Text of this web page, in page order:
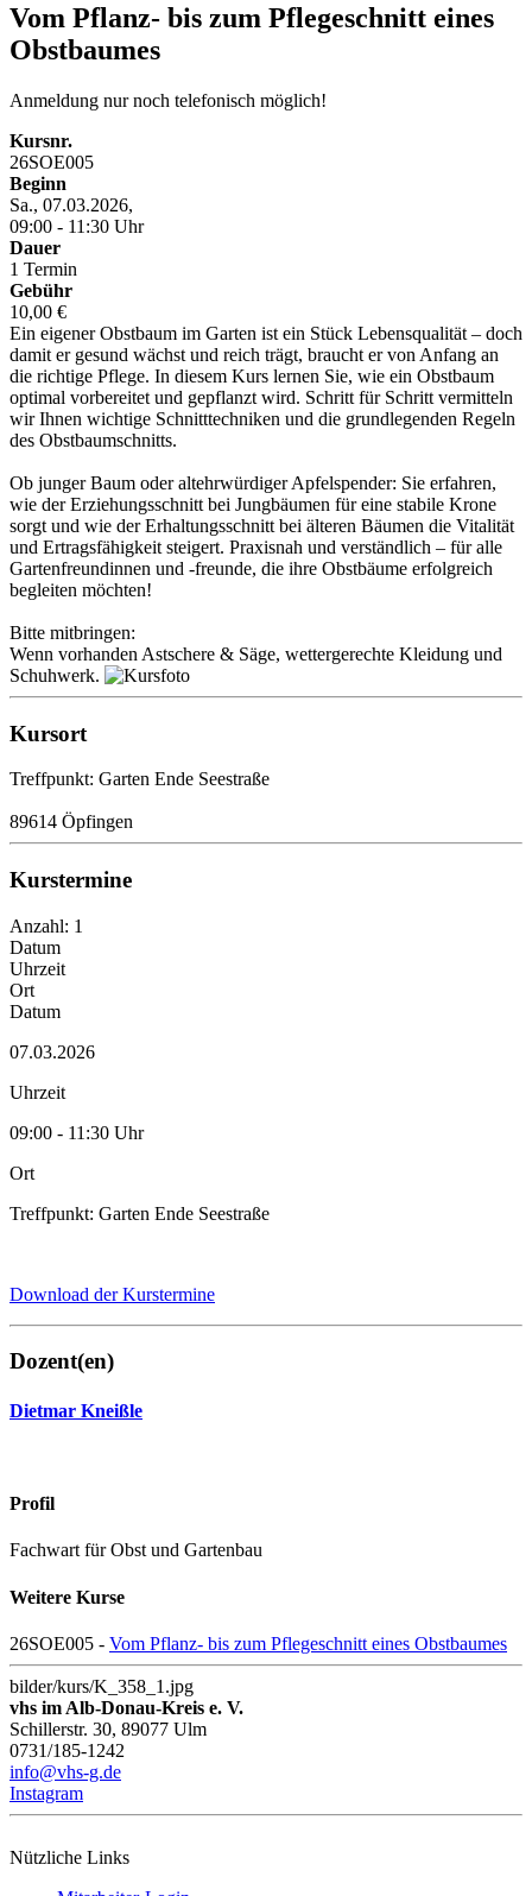
Vom Pflanz- bis zum Pflegeschnitt eines
Obstbaumes
Anmeldung nur noch telefonisch möglich!
Kursnr.
26SOE005
Beginn
Sa., 07.03.2026,
09:00 - 11:30 Uhr
Dauer
1 Termin
Gebühr
10,00 €
Ein eigener Obstbaum im Garten ist ein Stück Lebensqualität – doch
damit er gesund wächst und reich trägt, braucht er von Anfang an
die richtige Pflege. In diesem Kurs lernen Sie, wie ein Obstbaum
optimal vorbereitet und gepflanzt wird. Schritt für Schritt vermitteln
wir Ihnen wichtige Schnitttechniken und die grundlegenden Regeln
des Obstbaumschnitts.
Ob junger Baum oder altehrwürdiger Apfelspender: Sie erfahren,
wie der Erziehungsschnitt bei Jungbäumen für eine stabile Krone
sorgt und wie der Erhaltungsschnitt bei älteren Bäumen die Vitalität
und Ertragsfähigkeit steigert. Praxisnah und verständlich – für alle
Gartenfreundinnen und -freunde, die ihre Obstbäume erfolgreich
begleiten möchten!
Bitte mitbringen:
Wenn vorhanden Astschere & Säge, wettergerechte Kleidung und
Schuhwerk.
Kursort
Treffpunkt: Garten Ende Seestraße
89614 Öpfingen
Kurstermine
Anzahl: 1
Datum
Uhrzeit
Ort
Datum
07.03.2026
Uhrzeit
09:00 - 11:30 Uhr
Ort
Treffpunkt: Garten Ende Seestraße
Download der Kurstermine
Dozent(en)
Dietmar Kneißle
Profil
Fachwart für Obst und Gartenbau
Weitere Kurse
26SOE005 - Vom Pflanz- bis zum Pflegeschnitt eines Obstbaumes
bilder/kurs/K_358_1.jpg
vhs im Alb-Donau-Kreis e. V.
Schillerstr. 30, 89077 Ulm
0731/185-1242
info@vhs-g.de
Instagram
Nützliche Links